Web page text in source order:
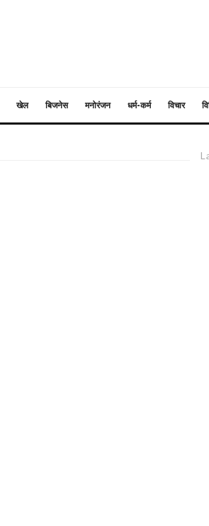
खेल बिजनेस मनोरंजन धर्म-कर्म विचार